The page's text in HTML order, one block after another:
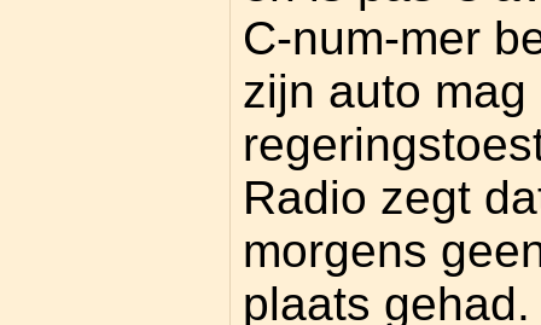
C-num-mer
zijn auto
Radio zegt
morgens
plaats gehad.